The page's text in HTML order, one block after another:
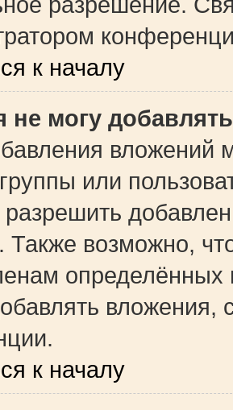
к началу
не могу
вложений
или
возможно,
вложения,
к началу